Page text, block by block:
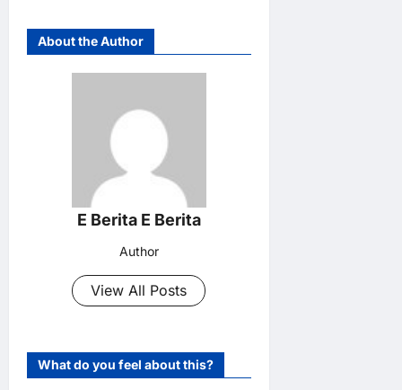
About the Author
E Berita E Berita
Author
View All Posts
What do you feel about this?